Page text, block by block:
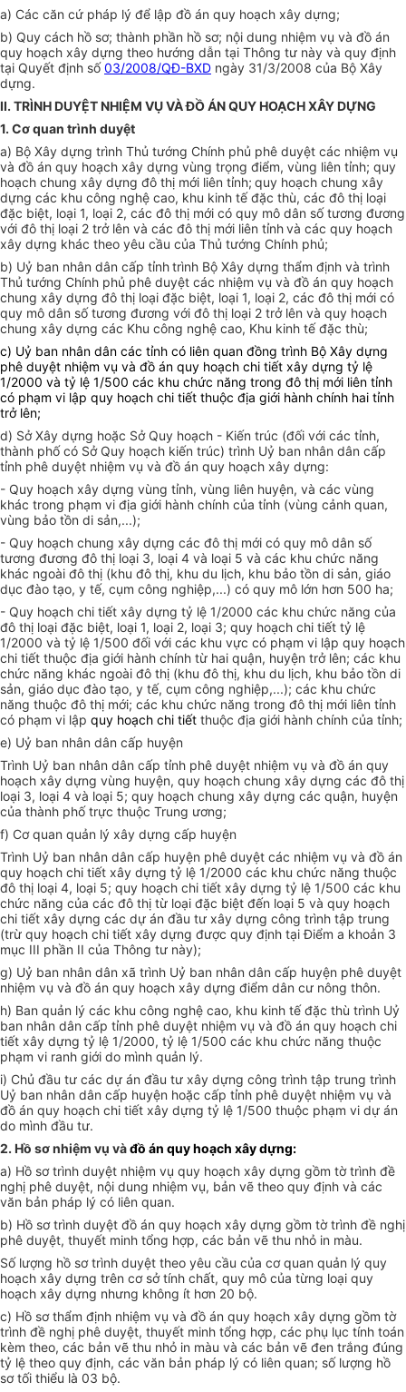
a) Các căn cứ pháp lý để lập đồ án quy hoạch xây dựng;
b) Quy cách hồ sơ; thành phần hồ sơ; nội dung nhiệm vụ và đồ án
quy hoạch xây dựng theo hướng dẫn tại Thông tư này và quy định
tại Quyết định số03/2008/QĐ-BXD ngày 31/3/2008 của Bộ Xây
dựng.
II. TRÌNH DUYỆT NHIỆM VỤ VÀ ĐỒ ÁN QUY HOẠCH XÂY DỰNG
1. Cơ quan trình duyệt
a) Bộ Xây dựng trình Thủ tướng Chính phủ phê duyệt các nhiệm vụ
và đồ án quy hoạch xây dựng vùng trọng điểm, vùng liên tỉnh; quy
hoạch chung xây dựng đô thị mới liên tỉnh; quy hoạch chung xây
dựng các khu công nghệ cao, khu kinh tế đặc thù, các đô thị loại
đặc biệt, loại 1, loại 2, các đô thị mới có quy mô dân số tương đương
với đô thị loại 2 trở lên và các đô thị mới liên tỉnhvà các quy hoạch
xây dựng khác theo yêu cầu của Thủ tướng Chính phủ;
b) Uỷ ban nhân dân cấp tỉnhtrình Bộ Xây dựng thẩm định và trình
Thủ tướng Chính phủ phê duyệt các nhiệm vụ và đồ án quy hoạch
chung xây dựng đô thị loại đặc biệt, loại 1, loại 2, các đô thị mới có
quy mô dân số tương đương với đô thị loại 2 trở lên và quy hoạch
chung xây dựng các Khu công nghệ cao, Khu kinh tế đặc thù;
c) Uỷ ban nhân dân các tỉnh có liên quan đồng trình Bộ Xây dựng
phê duyệt nhiệm vụ và đồ án quy hoạch chi tiết xây dựng tỷ lệ
1/2000 và tỷ lệ 1/500 các khu chức năng trong đô thị mới liên tỉnh
có phạm vi lập quy hoạch chi tiết thuộc địa giới hành chính hai tỉnh
trở lên;
d) Sở Xây dựng hoặc Sở Quy hoạch - Kiến trúc (đối với các tỉnh,
thành phố có Sở Quy hoạch kiến trúc) trình Uỷ ban nhân dân cấp
tỉnh phê duyệt nhiệm vụ và đồ án quy hoạch xây dựng:
- Quy hoạch xây dựng vùng tỉnh, vùng liên huyện, và các vùng
khác trong phạm vi địa giới hành chính của tỉnh (vùng cảnh quan,
vùng bảo tồn di sản,...);
- Quy hoạch chung xây dựng các đô thị mới có quy mô dân số
tương đương đô thị loại 3, loại 4 và loại 5 và các khu chức năng
khác ngoài đô thị (khu đô thị, khu du lịch, khu bảo tồn di sản, giáo
dục đào tạo, y tế, cụm công nghiệp,...) có quy mô lớn hơn 500 ha;
- Quy hoạch chi tiết xây dựng tỷ lệ 1/2000 các khu chức năng của
đô thị loại đặc biệt, loại 1, loại 2, loại 3; quy hoạch chi tiết tỷ lệ
1/2000 và tỷ lệ 1/500 đối với các khu vực có phạm vi lập quy hoạch
chi tiết thuộc địa giới hành chính từ hai quận, huyện trở lên; các khu
chức năng khác ngoài đô thị (khu đô thị, khu du lịch, khu bảo tồn di
sản, giáo dục đào tạo, y tế, cụm công nghiệp,...); các khu chức
năng thuộc đô thị mới; các khu chức năng trong đô thị mới liên tỉnh
có phạm vi lập quy hoạch chi tiết thuộc địa giới hành chính của tỉnh;
e) Uỷ ban nhân dân cấp huyện
Trình Uỷ ban nhân dân cấp tỉnh phê duyệt nhiệm vụ và đồ án quy
hoạch xây dựng vùng huyện, quy hoạch chung xây dựng các đô thị
loại 3, loại 4 và loại 5; quy hoạch chung xây dựng các quận, huyện
của thành phố trực thuộc Trung ương;
f) Cơ quan quản lý xây dựng cấp huyện
Trình Uỷ ban nhân dân cấp huyện phê duyệt các nhiệm vụ và đồ án
quy hoạch chi tiết xây dựng tỷ lệ 1/2000 các khu chức năng thuộc
đô thị loại 4, loại 5; quy hoạch chi tiết xây dựng tỷ lệ 1/500 các khu
chức năng của các đô thị từ loại đặc biệt đến loại 5 và quy hoạch
chi tiết xây dựng các dự án đầu tư xây dựng công trình tập trung
(trừ quy hoạch chi tiết xây dựng được quy định tại Điểm a khoản 3
mục III phần II của Thông tư này);
g) Uỷ ban nhân dân xã trình Uỷ ban nhân dân cấp huyện phê duyệt
nhiệm vụ và đồ án quy hoạch xây dựng điểm dân cư nông thôn.
h) Ban quản lý các khu công nghệ cao, khu kinh tế đặc thù trình Uỷ
ban nhân dân cấp tỉnh phê duyệt nhiệm vụ và đồ án quy hoạch chi
tiết xây dựng tỷ lệ 1/2000, tỷ lệ 1/500 các khu chức năng thuộc
phạm vi ranh giới do mình quản lý.
i) Chủ đầu tư các dự án đầu tư xây dựng công trình tập trung trình
Uỷ ban nhân dân cấp huyện hoặc cấp tỉnh phê duyệt nhiệm vụ và
đồ án quy hoạch chi tiết xây dựng tỷ lệ 1/500 thuộc phạm vi dự án
do mình đầu tư.
2. Hồ sơ nhiệm vụ vàđồ án quy hoạch xây dựng:
a) Hồ sơ trình duyệt nhiệm vụ quy hoạch xây dựng gồm tờ trình đề
nghị phê duyệt, nội dung nhiệm vụ, bản vẽ theo quy định và các
văn bản pháp lý có liên quan.
b) Hồ sơ trình duyệt đồ án quy hoạch xây dựng gồm tờ trình đề nghị
phê duyệt, thuyết minh tổng hợp, các bản vẽ thu nhỏ in màu.
Số lượng hồ sơ trình duyệt theo yêu cầu của cơ quan quản lý quy
hoạch xây dựng trên cơ sở tính chất, quy mô của từng loại quy
hoạch xây dựng nhưng không ít hơn 20 bộ.
c) Hồ sơ thẩm định nhiệm vụ và đồ án quy hoạch xây dựng gồm tờ
trình đề nghị phê duyệt, thuyết minh tổng hợp, các phụ lục tính toán
kèm theo, các bản vẽ thu nhỏ in màu và các bản vẽ đen trắng đúng
tỷ lệ theo quy định, các văn bản pháp lý có liên quan; số lượng hồ
sơ tối thiểu là 03 bộ.